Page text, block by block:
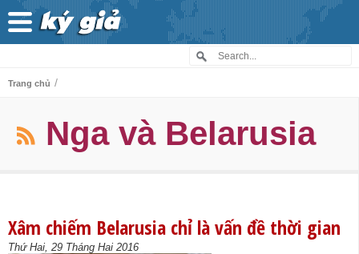
Trang chủ /
Nga và Belarusia
Xâm chiếm Belarusia chỉ là vấn đề thời gian
Thứ Hai, 29 Tháng Hai 2016